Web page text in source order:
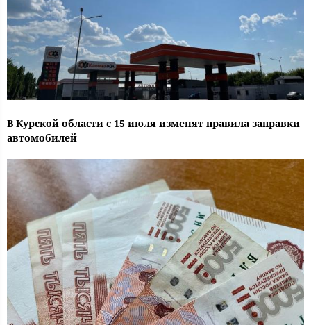
В Курской области с 15 июля изменят правила заправки
автомобилей